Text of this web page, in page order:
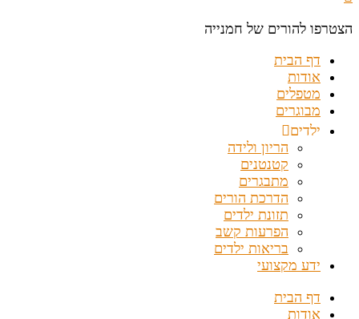
הצטרפו להורים של חמנייה
דף הבית
אודות
מטפלים
מבוגרים
ילדים
הריון ולידה
קטנטנים
מתבגרים
הדרכת הורים
תזונת ילדים
הפרעות קשב
בריאות ילדים
ידע מקצועי
דף הבית
אודות